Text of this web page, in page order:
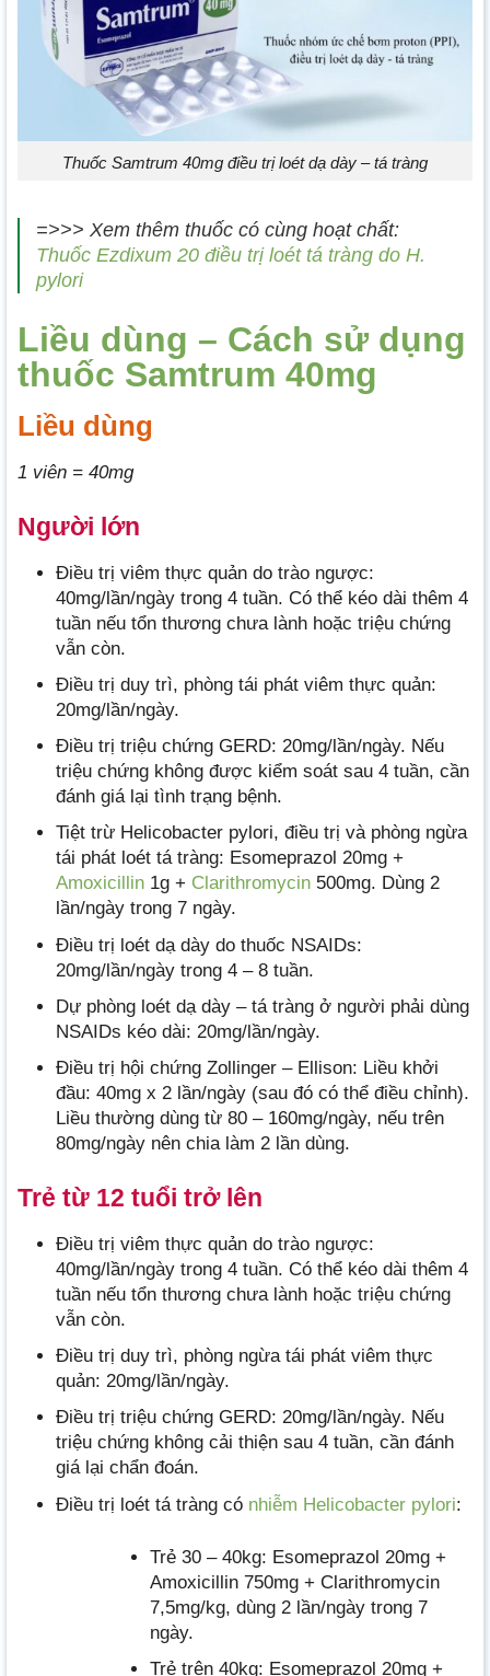
Thuốc Samtrum 40mg điều trị loét dạ dày – tá tràng
=>>> Xem thêm thuốc có cùng hoạt chất:
Thuốc Ezdixum 20 điều trị loét tá tràng do H.
pylori
Liều dùng – Cách sử dụng
thuốc Samtrum 40mg
Liều dùng
1 viên = 40mg
Người lớn
Điều trị viêm thực quản do trào ngược:
40mg/lần/ngày trong 4 tuần. Có thể kéo dài thêm 4
tuần nếu tổn thương chưa lành hoặc triệu chứng
vẫn còn.
Điều trị duy trì, phòng tái phát viêm thực quản:
20mg/lần/ngày.
Điều trị triệu chứng GERD: 20mg/lần/ngày. Nếu
triệu chứng không được kiểm soát sau 4 tuần, cần
đánh giá lại tình trạng bệnh.
Tiệt trừ Helicobacter pylori, điều trị và phòng ngừa
tái phát loét tá tràng: Esomeprazol 20mg +
Amoxicillin 1g + Clarithromycin 500mg. Dùng 2
lần/ngày trong 7 ngày.
Điều trị loét dạ dày do thuốc NSAIDs:
20mg/lần/ngày trong 4 – 8 tuần.
Dự phòng loét dạ dày – tá tràng ở người phải dùng
NSAIDs kéo dài: 20mg/lần/ngày.
Điều trị hội chứng Zollinger – Ellison: Liều khởi
đầu: 40mg x 2 lần/ngày (sau đó có thể điều chỉnh).
Liều thường dùng từ 80 – 160mg/ngày, nếu trên
80mg/ngày nên chia làm 2 lần dùng.
Trẻ từ 12 tuổi trở lên
Điều trị viêm thực quản do trào ngược:
40mg/lần/ngày trong 4 tuần. Có thể kéo dài thêm 4
tuần nếu tổn thương chưa lành hoặc triệu chứng
vẫn còn.
Điều trị duy trì, phòng ngừa tái phát viêm thực
quản: 20mg/lần/ngày.
Điều trị triệu chứng GERD: 20mg/lần/ngày. Nếu
triệu chứng không cải thiện sau 4 tuần, cần đánh
giá lại chẩn đoán.
Điều trị loét tá tràng có nhiễm Helicobacter pylori:
Trẻ 30 – 40kg: Esomeprazol 20mg +
Amoxicillin 750mg + Clarithromycin
7,5mg/kg, dùng 2 lần/ngày trong 7
ngày.
Trẻ trên 40kg: Esomeprazol 20mg +